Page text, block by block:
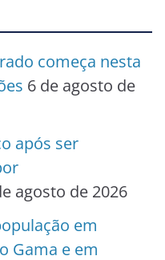
começa nesta
6 de agosto de
após ser
agosto de 2026
em
Gama e em